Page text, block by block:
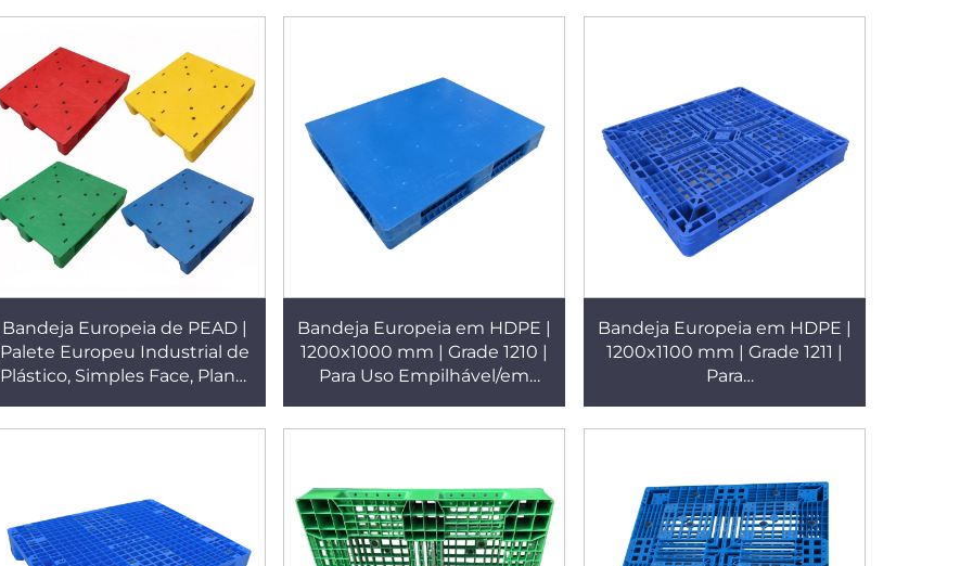
Bandeja Europeia de PEAD |
Palete Europeu Industrial de
Plástico, Simples Face, Plano,
Armazenamento T102
Bandeja Europeia em HDPE |
1200x1000 mm | Grade 1210 |
Para Uso Empilhável/em
Bandeja Europeia em HDPE |
1200x1100 mm | Grade 1211 |
Para
Plano